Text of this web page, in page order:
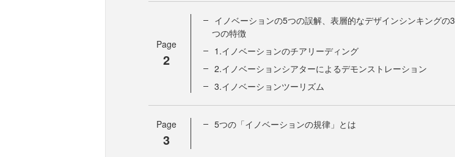
Page
2
イノベーションの5つの誤解、表層的なデザインシンキングの3
つの特徴
1.イノベーションのチアリーディング
2.イノベーションシアターによるデモンストレーション
3.イノベーションツーリズム
Page
3
5つの「イノベーションの規律」とは